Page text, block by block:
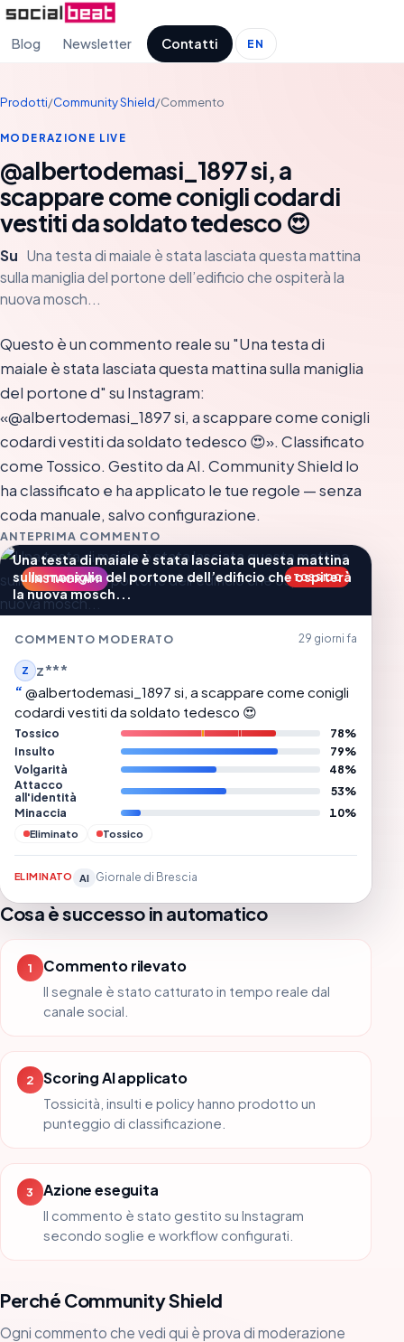
Blog Newsletter Contatti EN
Prodotti/Community Shield/Commento
MODERAZIONE LIVE
@albertodemasi_1897 si, a
scappare come conigli codardi
vestiti da soldato tedesco 😍
Su Una testa di maiale è stata lasciata questa mattina
sulla maniglia del portone dell’edificio che ospiterà la
nuova mosch...
Questo è un commento reale su "Una testa di
maiale è stata lasciata questa mattina sulla maniglia
del portone d" su Instagram:
«@albertodemasi_1897 si, a scappare come conigli
codardi vestiti da soldato tedesco 😍». Classificato
come Tossico. Gestito da AI. Community Shield lo
ha classificato e ha applicato le tue regole — senza
coda manuale, salvo configurazione.
ANTEPRIMA COMMENTO
INSTAGRAM TOSSICO
Una testa di maiale è stata lasciata questa mattina
sulla maniglia del portone dell’edificio che ospiterà
la nuova mosch...
COMMENTO MODERATO 29 giorni fa
Z z***
@albertodemasi_1897 si, a scappare come conigli
codardi vestiti da soldato tedesco 😍
Tossico
78%
Insulto
79%
Volgarità
48%
Attacco
all'identità
53%
Minaccia
10%
Eliminato Tossico
ELIMINATO AI Giornale di Brescia
Cosa è successo in automatico
1 Commento rilevato
Il segnale è stato catturato in tempo reale dal
canale social.
2 Scoring AI applicato
Tossicità, insulti e policy hanno prodotto un
punteggio di classificazione.
3 Azione eseguita
Il commento è stato gestito su Instagram
secondo soglie e workflow configurati.
Perché Community Shield
Ogni commento che vedi qui è prova di moderazione